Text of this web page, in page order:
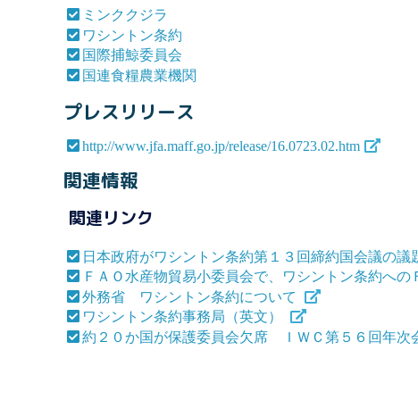
ミンククジラ
ワシントン条約
国際捕鯨委員会
国連食糧農業機関
プレスリリース
http://www.jfa.maff.go.jp/release/16.0723.02.htm
関連情報
関連リンク
日本政府がワシントン条約第１３回締約国会議の
ＦＡＯ水産物貿易小委員会で、ワシントン条約へ
外務省 ワシントン条約について
ワシントン条約事務局（英文）
約２０か国が保護委員会欠席 ＩＷＣ第５６回年